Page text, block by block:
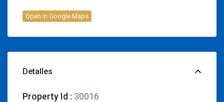
Open In Google Maps
Detalles
Property Id : 30016